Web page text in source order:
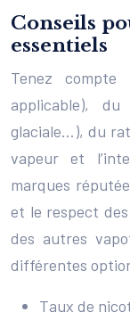
Conseils
essentiels
Tenez
applicable),
glaciale…), du
vapeur et
marques
et le respect
des autres
différentes
Taux de